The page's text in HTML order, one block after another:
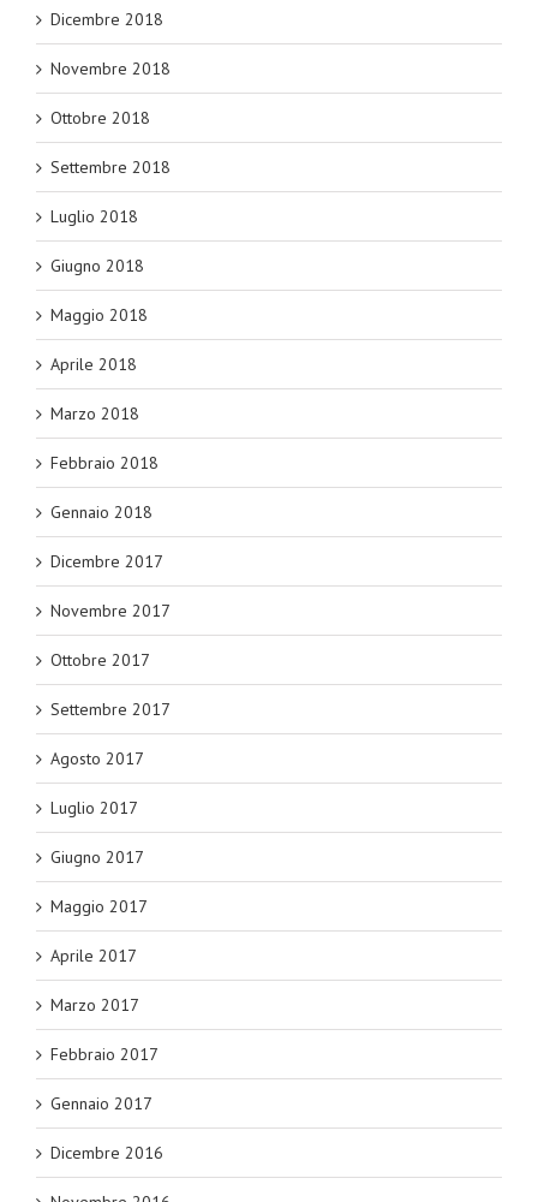
Dicembre 2018
Novembre 2018
Ottobre 2018
Settembre 2018
Luglio 2018
Giugno 2018
Maggio 2018
Aprile 2018
Marzo 2018
Febbraio 2018
Gennaio 2018
Dicembre 2017
Novembre 2017
Ottobre 2017
Settembre 2017
Agosto 2017
Luglio 2017
Giugno 2017
Maggio 2017
Aprile 2017
Marzo 2017
Febbraio 2017
Gennaio 2017
Dicembre 2016